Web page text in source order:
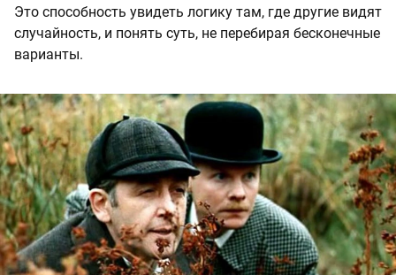
Это способность увидеть логику там, где другие видят
случайность, и понять суть, не перебирая бесконечные
варианты.